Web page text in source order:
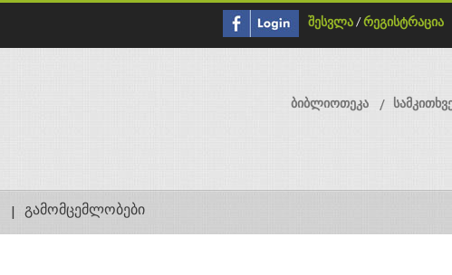
შესვლა / რეგისტრაცია
ბიბლიოთეკა
გამომცემლობები